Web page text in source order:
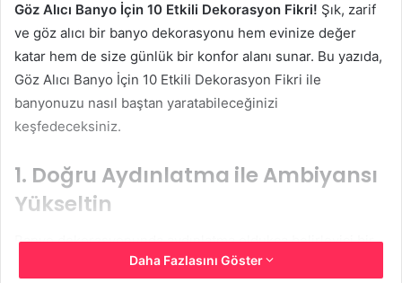
Göz Alıcı Banyo İçin 10 Etkili Dekorasyon Fikri! Şık, zarif
ve göz alıcı bir banyo dekorasyonu hem evinize değer
katar hem de size günlük bir konfor alanı sunar. Bu yazıda,
Göz Alıcı Banyo İçin 10 Etkili Dekorasyon Fikri ile
banyonuzu nasıl baştan yaratabileceğinizi
keşfedeceksiniz.
1. Doğru Aydınlatma ile Ambiyansı
Yükseltin
Banyo dekorasyonunda aydınlatma oldukça belirleyici bir
unsurdur. Doğal ışık alan bir banyoya sahipseniz bu
Daha Fazlasını Göster